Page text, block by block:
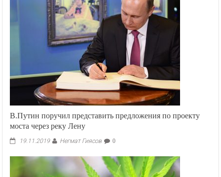
В.Путин поручил представить предложения по проекту
моста через реку Лену
19.11.2019 Негмат Гиясов 0